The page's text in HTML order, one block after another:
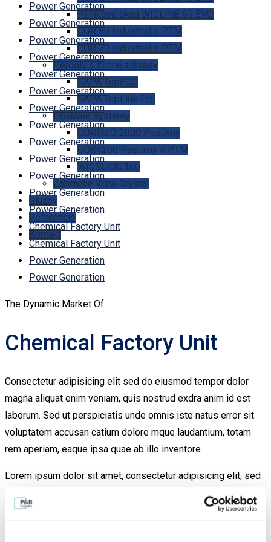
Hliníkové okná WICLINE 65 EVO
COR 80 Industrial s PTM
COR 70 Industrial s PTM
Pergoly a zimné záhrady
SAPA TopECO
SAPA TopLine Pro
Posuvné systémy
CORTIZO 2000 Posuvný
COR4200 Posuvný s PTM
WICSLIDE 160
Zábradlie View Crystal
Služby
Referencie
Kontakt
Power Generation
Power Generation
Power Generation
Power Generation
Power Generation
Power Generation
Power Generation
Power Generation
Power Generation
Power Generation
Power Generation
Power Generation
Power Generation
Chemical Factory Unit
Chemical Factory Unit
Power Generation
Power Generation
The Dynamic Market Of
Chemical Factory Unit
Consectetur adipisicing elit sed do eiusmod tempor dolor
magna aliquat enim veniam, quis nostrud exdra anim id est
laborum. Sed ut perspiciatis unde omnis iste natus error sit
voluptatem accusan catium dolore mque laudantium, totam
rem aperiam, eaque ipsa quae ab illo inventore.
Lorem ipsum dolor sit amet, consectetur adipisicing elit, sed
Ut enim ad minim veniam, quis nostrud exercitation ullamco